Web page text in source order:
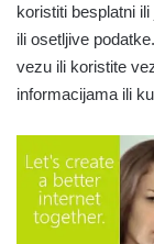
koristiti besplatni
ili osetljive
vezu ili koristite
informacijama ili